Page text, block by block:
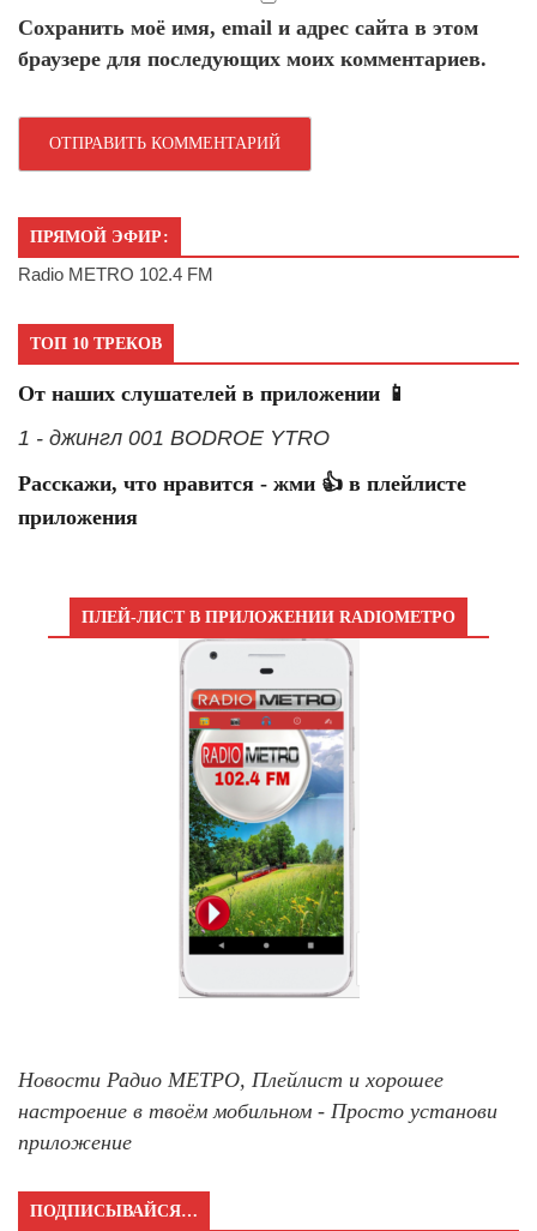
Сохранить моё имя, email и адрес сайта в этом
браузере для последующих моих комментариев.
ПРЯМОЙ ЭФИР:
Radio METRO 102.4 FM
ТОП 10 ТРЕКОВ
От наших слушателей в приложении 📱
1 - джингл 001 BODROE YTRO
Расскажи, что нравится - жми 👍 в плейлисте
приложения
ПЛЕЙ-ЛИСТ В ПРИЛОЖЕНИИ RADIOМЕТРО
Новости Радио МЕТРО, Плейлист и хорошее
настроение в твоём мобильном - Просто установи
приложение
ПОДПИСЫВАЙСЯ…